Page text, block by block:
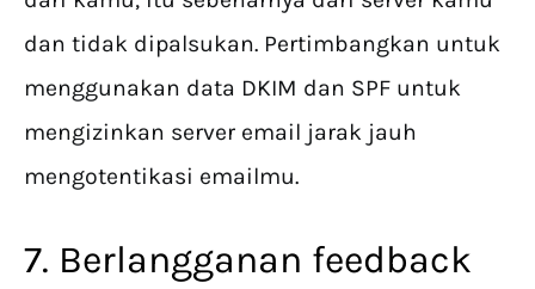
dan tidak dipalsukan. Pertimbangkan untuk
menggunakan data DKIM dan SPF untuk
mengizinkan server email jarak jauh
mengotentikasi emailmu.
7. Berlangganan feedback